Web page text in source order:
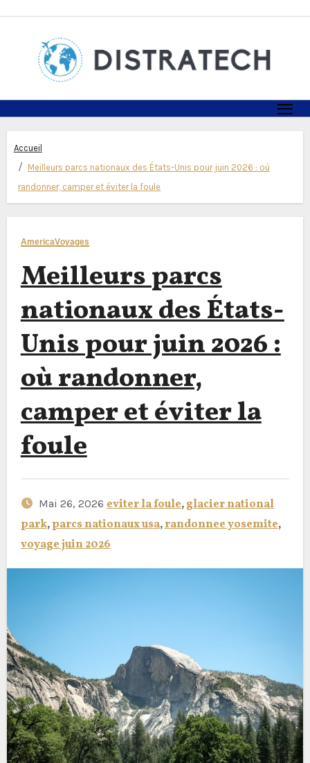
Accueil
Meilleurs parcs nationaux des États-Unis pour juin 2026 : où
randonner, camper et éviter la foule
AmericaVoyages
Meilleurs parcs
nationaux des États-
Unis pour juin 2026 :
où randonner,
camper et éviter la
foule
Mai 26, 2026 eviter la foule,glacier national
park,parcs nationaux usa,randonnee yosemite,
voyage juin 2026